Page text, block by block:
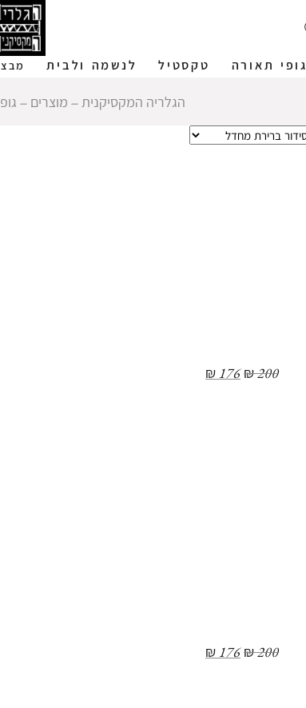
גופי תאורה טקסטיל לנשמה ולבית
הגלריה המקסיקנית ‒ מוצרים ‒
₪200
₪176
₪200
₪176